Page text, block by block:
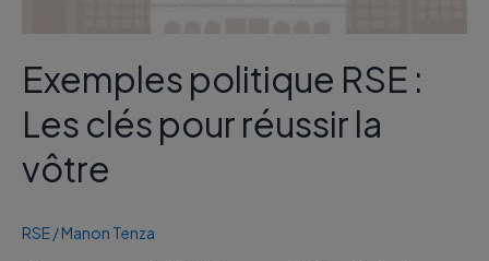
Exemples politique RSE :
Les clés pour réussir la
vôtre
RSE/Manon Tenza